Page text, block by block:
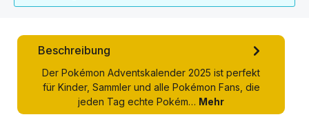
Beschreibung
Der Pokémon Adventskalender 2025 ist perfekt
für Kinder, Sammler und alle Pokémon Fans, die
jeden Tag echte Pokém… Mehr